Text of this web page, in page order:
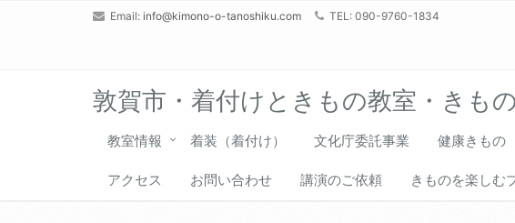
Email: info@kimono-o-tanoshiku.com TEL: 090-9760-1834
敦賀市・着付けときもの教室・きも
教室情報 着装（着付け） 文化庁委託事業 健康きもの
アクセス お問い合わせ 講演のご依頼 きものを楽しむ